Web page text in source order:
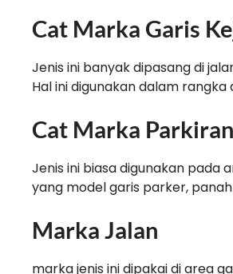
Cat Marka Garis
Jenis ini banyak dipasang di
Hal ini digunakan dalam
Cat Marka Parkiran
Jenis ini biasa digunakan pada
yang model garis parker,
Marka Jalan
marka jenis ini dipakai di area